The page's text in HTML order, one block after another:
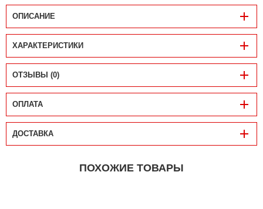
ОПИСАНИЕ
ХАРАКТЕРИСТИКИ
ОТЗЫВЫ (0)
ОПЛАТА
ДОСТАВКА
ПОХОЖИЕ ТОВАРЫ